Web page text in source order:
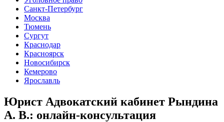
Санкт-Петербург
Москва
Тюмень
Сургут
Краснодар
Красноярск
Новосибирск
Кемерово
Ярославль
Юрист Адвокатский кабинет Рындина
А. В.: онлайн-консультация